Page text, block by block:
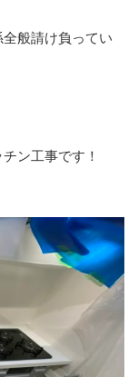
般請け負ってい
ン工事です！